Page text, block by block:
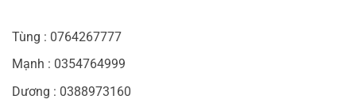
Tùng : 0764267777
Mạnh : 0354764999
Dương : 0388973160